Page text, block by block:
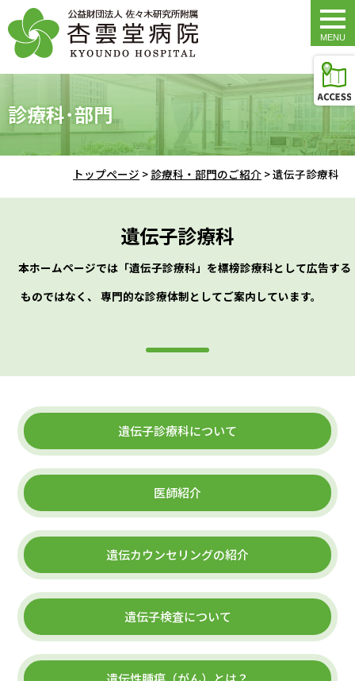
診療科･部門
トップページ >診療科・部門のご紹介 >遺伝子診療科
遺伝子診療科
本ホームページでは「遺伝子診療科」を標榜診療科として広告する
ものではなく、 専門的な診療体制としてご案内しています。
遺伝子診療科について
医師紹介
遺伝カウンセリングの紹介
遺伝子検査について